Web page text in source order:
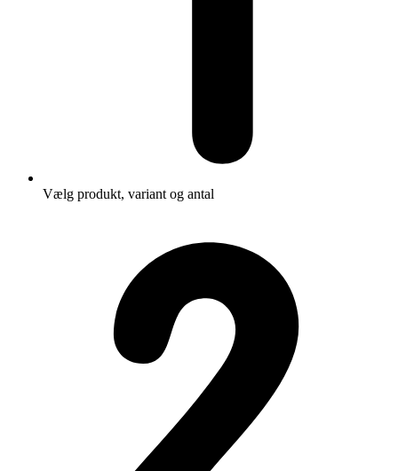
Vælg produkt, variant og antal